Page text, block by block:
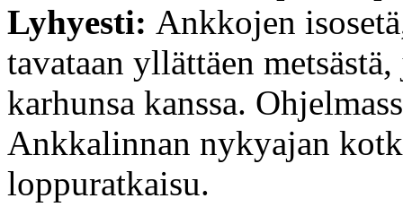
Lyhyesti: Ankkojen
tavataan yllättäen
karhunsa kanssa.
Ankkalinnan nykyajan
loppuratkaisu.